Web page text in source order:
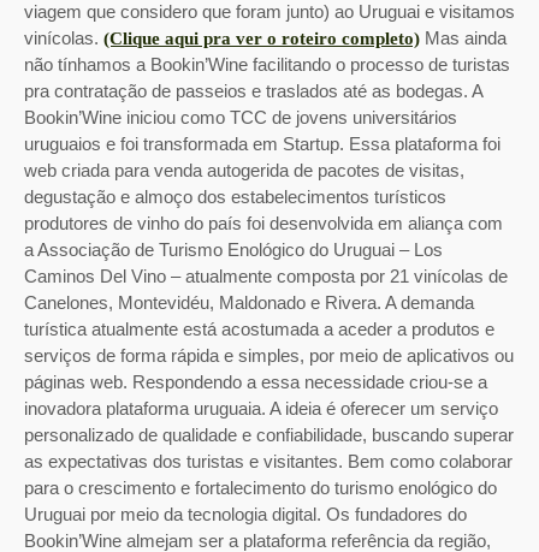
viagem que considero que foram junto) ao Uruguai e visitamos
vinícolas. (Clique aqui pra ver o roteiro completo) Mas ainda
não tínhamos a Bookin’Wine facilitando o processo de turistas
pra contratação de passeios e traslados até as bodegas. A
Bookin’Wine iniciou como TCC de jovens universitários
uruguaios e foi transformada em Startup. Essa plataforma foi
web criada para venda autogerida de pacotes de visitas,
degustação e almoço dos estabelecimentos turísticos
produtores de vinho do país foi desenvolvida em aliança com
a Associação de Turismo Enológico do Uruguai – Los
Caminos Del Vino – atualmente composta por 21 vinícolas de
Canelones, Montevidéu, Maldonado e Rivera. A demanda
turística atualmente está acostumada a aceder a produtos e
serviços de forma rápida e simples, por meio de aplicativos ou
páginas web. Respondendo a essa necessidade criou-se a
inovadora plataforma uruguaia. A ideia é oferecer um serviço
personalizado de qualidade e confiabilidade, buscando superar
as expectativas dos turistas e visitantes. Bem como colaborar
para o crescimento e fortalecimento do turismo enológico do
Uruguai por meio da tecnologia digital. Os fundadores do
Bookin’Wine almejam ser a plataforma referência da região,